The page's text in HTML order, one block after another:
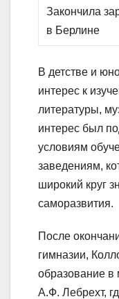
Закончила
в Берлине
В детстве и
интерес к
литературы,
интерес был
условиям
заведениям,
широкий круг
саморазвития.
После
гимназии,
образование в
А.Ф. Лебрехт,